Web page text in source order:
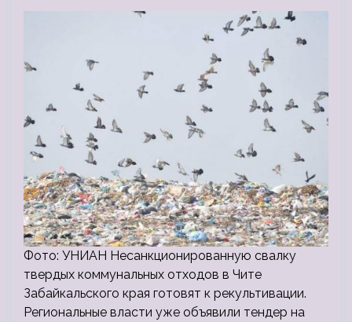
Фото: УНИАН Несанкционированную свалку
твердых коммунальных отходов в Чите
Забайкальского края готовят к рекультивации.
Региональные власти уже объявили тендер на